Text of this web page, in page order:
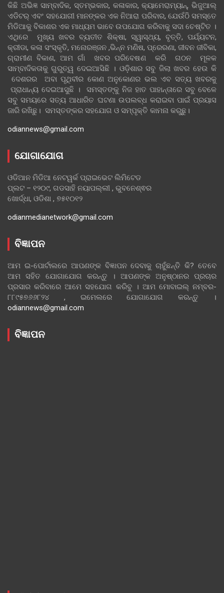
କିଛି ଅଭିଜ୍ଞ ସାମ୍ବାଦିକ, ସ୍ତମ୍ଭକାର, କଳାକାର, କ୍ୟାମେରାମ୍ୟାନ୍, ଭିଜୁଆଲ୍
ଏଡିଟର୍ ଏବଂ ସହଯୋଗୀ ମାନଙ୍କର ଏକ ନିଆରା ପରିବାର, ଯେଉଁଠି ସମସ୍ତେ
ମିଡିଆକୁ ବିକାଶର ଏକ ମାଧ୍ୟମ ଭାବେ ଉପଯୋଗ କରିବାକୁ ସଦା ଚେଷ୍ଟିତ ।
ଏଥିରେ ମୁଖ୍ୟ ଖବର ବ୍ୟତୀତ ଶିକ୍ଷା, ସ୍ୱାସ୍ଥ୍ୟ, ବୃତ୍ତି, ପର୍ଯ୍ୟଟନ,
କ୍ରୀଡା, କଳା ସଂସ୍କୃତି, ମନୋରଞ୍ଜନ ,ଭିନ୍ନ ମଣିଷ, ପ୍ରେରଣା, ଜୀବନ ଜୀବିକା,
ଗ୍ରାମୀଣ ବିକାଶ, ଆମ ଗାଁ ଖବର ପରିବେଷଣ କରି ଗଠନ ମୂଳକ
ସାମ୍ବାଦିକତାକୁ ଗୁରୁତ୍ୱ ଦେଇଆସିଛି । ଓଡ଼ିଶାର ସବୁ ଜିଲା ଖବର ହେଉ କି
ଦେଶରର ଅବା ପୃଥିବୀର କୋଣ ଅନୁକୋଣର ଭଲ ଏବ ସତ୍ୟ ଖବରକୁ
ପ୍ରାଧାନ୍ୟ ଦେଇଆସୁଛି । ସମସ୍ତଙ୍କୁ ନିଜ ହାତ ପାହାନ୍ତାରେ ସବୁ ବେଳେ
ସବୁ ସମୟରେ ସତ୍ୟ ଆଧାରିତ ଘଟଣା ଉପଲବ୍ଧ କରାଇବା ପାଇଁ ପ୍ରୟାସ
ଜାରି ରଖିଛୁ। ସମସ୍ତଙ୍କର ସହଯୋଗ ଓ ସମ୍ପୃକ୍ତି କାମନା କରୁଛୁ।
odiannews@gmail.com
ଯୋଗାଯୋଗ
ଓଡିଆନ ମିଡିଆ ନେଟୱର୍କ ପ୍ରାଇଭେଟ ଲିମିଟେଡ
ପ୍ଲଟ – ୧୨୦୯, ଗଡସାହି ନୟାପଲ୍ଲୀ , ଭୁବନେଶ୍ଵର
ଖୋର୍ଦ୍ଧା, ଓଡିଶା , ୭୫୧୦୧୨
odianmedianetwork@gmail.com
ବିଜ୍ଞାପନ
ଆମ ଇ-ପୋର୍ଟାଲରେ ଆପଣଙ୍କ ବିଜ୍ଞାପନ ଦେବାକୁ ଚାହୁଁଛନ୍ତି କି? ତେବେ
ଆମ ସହିତ ଯୋଗାଯୋଗ କରନ୍ତୁ । ଆପଣଙ୍କ ଅନୁଷ୍ଠାନର ପ୍ରଚାର
ପ୍ରସାର କରିବାରେ ଆମେ ସହଯୋଗ କରିବୁ । ଆମ ମୋବାଇଲ୍ ନମ୍ବର-
୮୮୯୫୭୬୬୮୨୪ , ଇମେଲରେ ଯୋଗାଯୋଗ କରନ୍ତୁ ।
odiannews@gmail.com
ବିଜ୍ଞାପନ